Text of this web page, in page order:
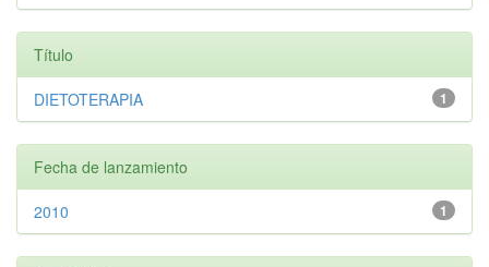
Título
1
DIETOTERAPIA
Fecha de lanzamiento
1
2010